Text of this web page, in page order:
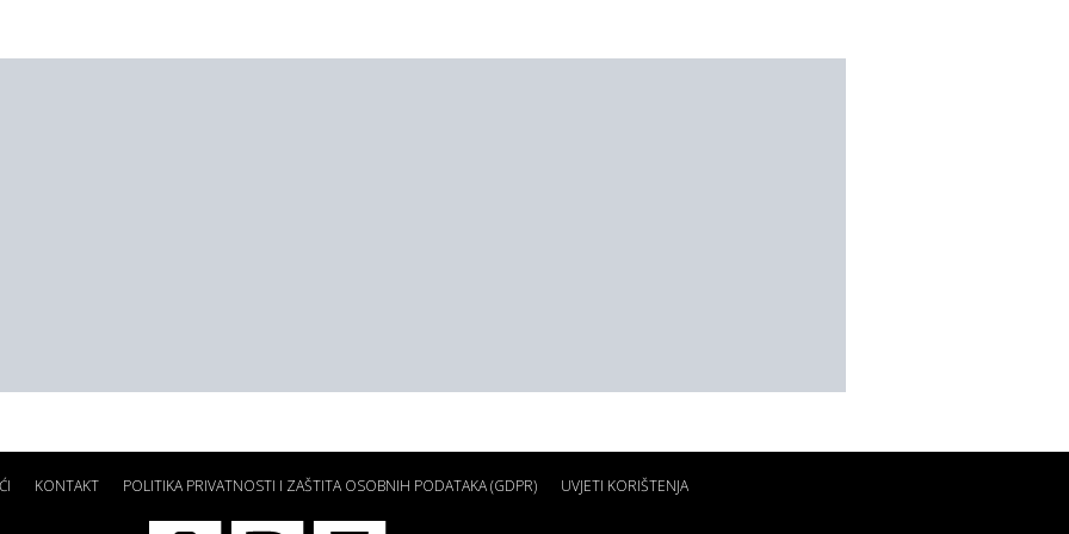
KONTAKT POLITIKA PRIVATNOSTI I ZAŠTITA OSOBNIH PODATAKA (GDPR) UVJETI KORIŠTENJA